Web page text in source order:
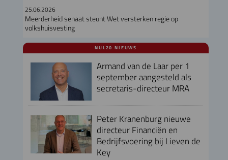
25.06.2026
Meerderheid senaat steunt Wet versterken regie op
volkshuisvesting
NUL20 NIEUWS
Armand van de Laar per 1
september aangesteld als
secretaris-directeur MRA
Peter Kranenburg nieuwe
directeur Financiën en
Bedrijfsvoering bij Lieven de
Key